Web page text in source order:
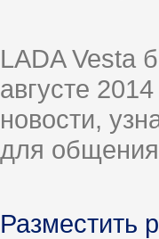
LADA Vesta
августе
новости,
для
Разместить